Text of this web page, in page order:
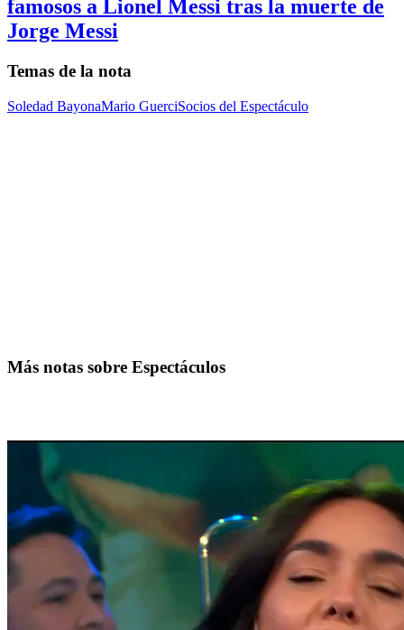
famosos a Lionel Messi tras la muerte de
Jorge Messi
Temas de la nota
Soledad BayonaMario GuerciSocios del Espectáculo
Más notas sobre Espectáculos